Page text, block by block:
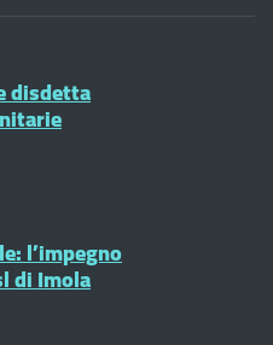
disdetta
l’impegno
di Imola